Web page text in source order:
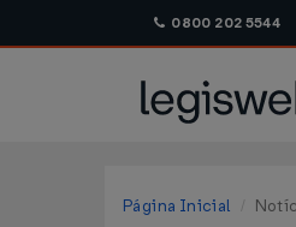
0800 202 5544
Página Inicial